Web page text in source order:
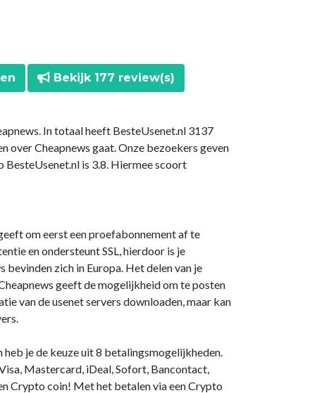
Bekijk 177 review(s)
In totaal heeft BesteUsenet.nl 3137
over Cheapnews gaat. Onze bezoekers geven
BesteUsenet.nl is 3.8. Hiermee scoort
om eerst een proefabonnement af te
en ondersteunt SSL, hierdoor is je
bevinden zich in Europa. Het delen van je
geeft de mogelijkheid om te posten
van de usenet servers downloaden, maar kan
je de keuze uit 8 betalingsmogelijkheden.
Mastercard, iDeal, Sofort, Bancontact,
Crypto coin! Met het betalen via een Crypto